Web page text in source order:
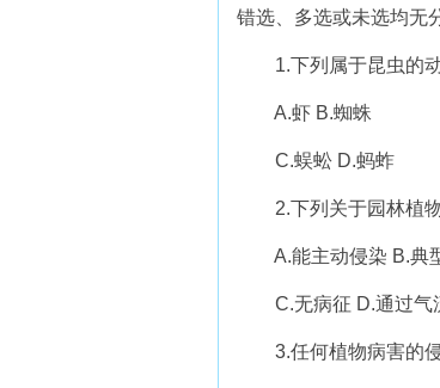
错选、多选或未选均无
1.下列属于昆虫的
A.虾 B.蜘蛛
C.蜈蚣 D.蚂蚱
2.下列关于园林植物
A.能主动侵染 B.典
C.无病征 D.通过气
3.任何植物病害的侵